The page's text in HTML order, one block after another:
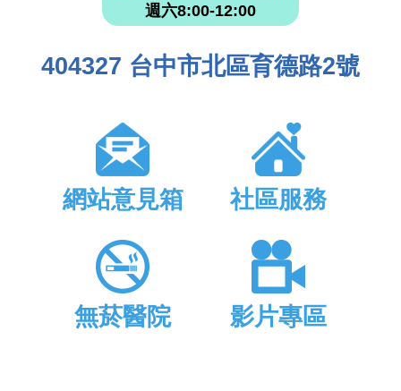
週六8:00-12:00
404327 台中市北區育德路2號
網站意見箱 社區服務
無菸醫院 影片專區